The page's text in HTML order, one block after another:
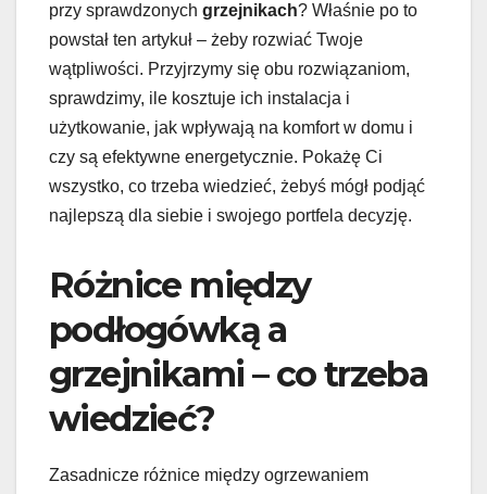
przy sprawdzonych grzejnikach? Właśnie po to
powstał ten artykuł – żeby rozwiać Twoje
wątpliwości. Przyjrzymy się obu rozwiązaniom,
sprawdzimy, ile kosztuje ich instalacja i
użytkowanie, jak wpływają na komfort w domu i
czy są efektywne energetycznie. Pokażę Ci
wszystko, co trzeba wiedzieć, żebyś mógł podjąć
najlepszą dla siebie i swojego portfela decyzję.
Różnice między
podłogówką a
grzejnikami – co trzeba
wiedzieć?
Zasadnicze różnice między ogrzewaniem